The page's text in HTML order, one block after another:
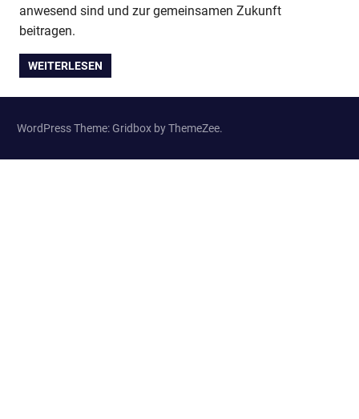
anwesend sind und zur gemeinsamen Zukunft
beitragen.
WEITERLESEN
WordPress Theme: Gridbox by ThemeZee.